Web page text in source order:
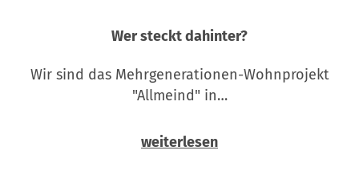
Wer steckt dahinter?
Wir sind das Mehrgenerationen-Wohnprojekt
"Allmeind" in…
weiterlesen